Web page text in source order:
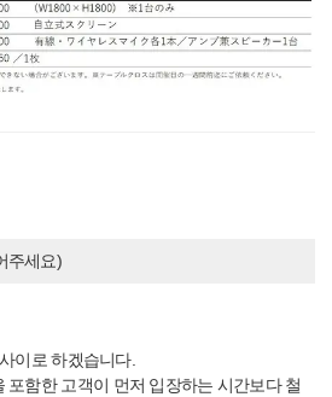
주세요)
이로 하겠습니다.
함한 고객이 먼저 입장하는 시간보다 철